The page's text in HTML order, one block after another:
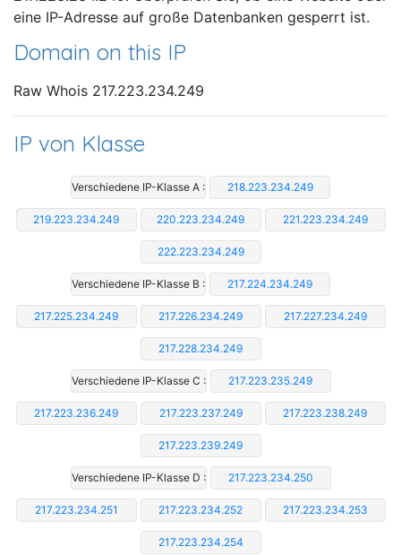
eine IP-Adresse auf große Datenbanken gesperrt ist.
Domain on this IP
Raw Whois 217.223.234.249
IP von Klasse
Verschiedene IP-Klasse A : 218.223.234.249
219.223.234.249 220.223.234.249 221.223.234.249
222.223.234.249
Verschiedene IP-Klasse B : 217.224.234.249
217.225.234.249 217.226.234.249 217.227.234.249
217.228.234.249
Verschiedene IP-Klasse C : 217.223.235.249
217.223.236.249 217.223.237.249 217.223.238.249
217.223.239.249
Verschiedene IP-Klasse D : 217.223.234.250
217.223.234.251 217.223.234.252 217.223.234.253
217.223.234.254